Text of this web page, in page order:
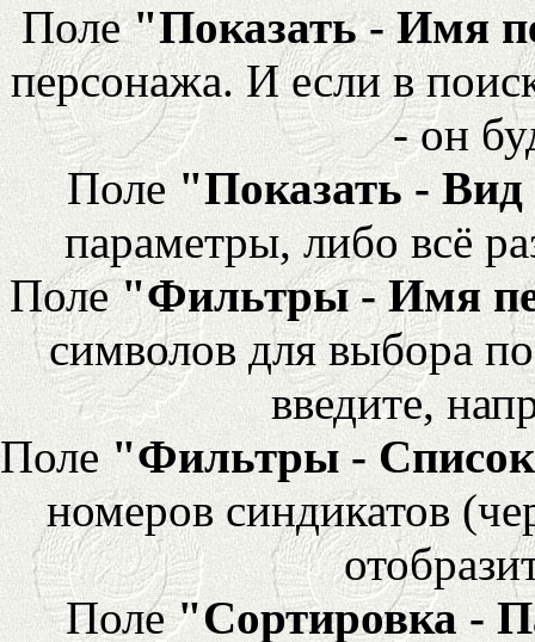
Поле"Показать - Имя
персонажа. И если в
- он
Поле "Показать -
параметры, либо всё
Поле"Фильтры - Имя
символов для выбора
введите,
Поле "Фильтры -
номеров синдикатов
Поле"Сортировка -